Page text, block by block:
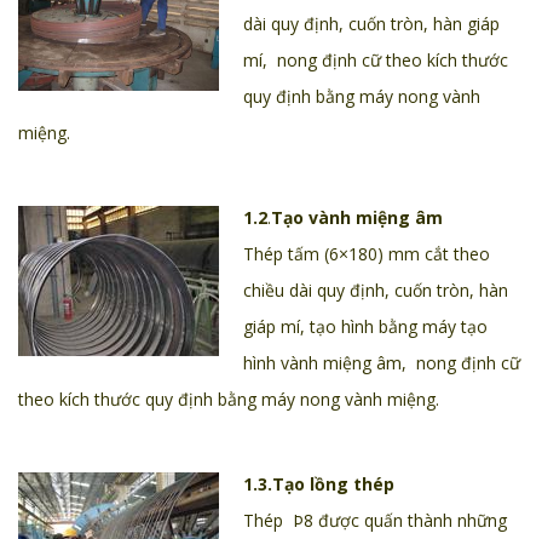
dài quy định, cuốn tròn, hàn giáp
mí, nong định cữ theo kích thước
quy định bằng máy nong vành
miệng.
1.2.Tạo vành miệng âm
Thép tấm (6×180) mm cắt theo
chiều dài quy định, cuốn tròn, hàn
giáp mí, tạo hình bằng máy tạo
hình vành miệng âm, nong định cữ
theo kích thước quy định bằng máy nong vành miệng.
1.3.Tạo lồng thép
Thép Þ8 được quấn thành những